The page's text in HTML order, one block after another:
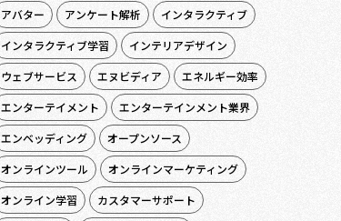
アバター
アンケート解析
インタラクティブ
インタラクティブ学習
インテリアデザイン
ウェブサービス
エヌビディア
エネルギー効率
エンターテイメント
エンターテインメント業界
エンベッディング
オープンソース
オンラインツール
オンラインマーケティング
オンライン学習
カスタマーサポート